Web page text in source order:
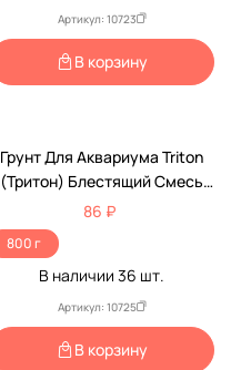
Артикул: 10723
В корзину
Грунт Для Аквариума Triton
(Тритон) Блестящий Смесь
№3 800г
86 ₽
800 г
В наличии 36 шт.
Артикул: 10725
В корзину